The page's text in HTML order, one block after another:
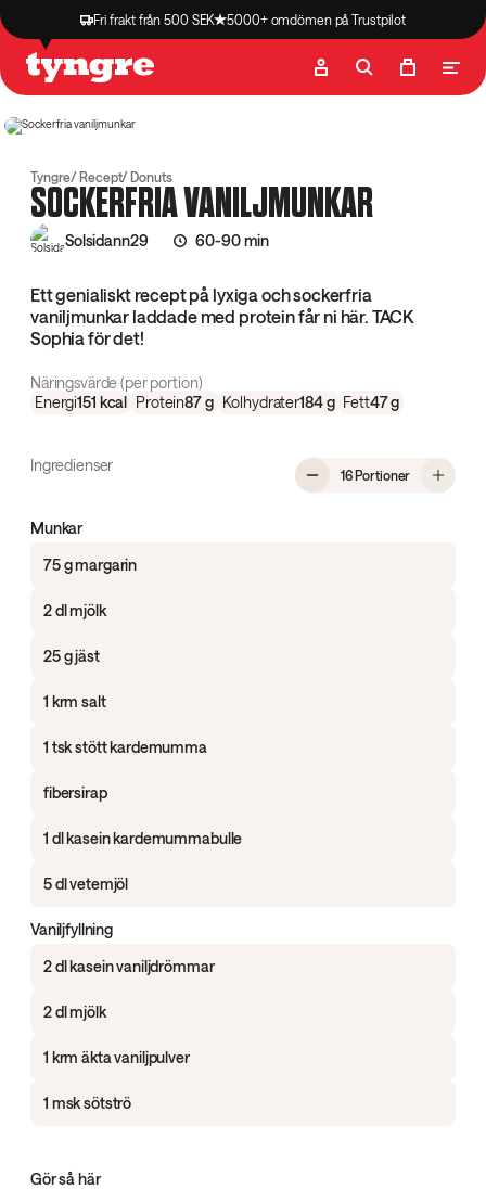
Fri frakt från 500 SEK 5000+ omdömen på Trustpilot
Butik Recept
Tyngre Recept Donuts
SOCKERFRIA VANILJMUNKAR
Solsidann29 60-90 min
Ett genialiskt recept på lyxiga och sockerfria
vaniljmunkar laddade med protein får ni här. TACK
Sophia för det!
Näringsvärde (per portion)
Energi151 kcal Protein87g Kolhydrater184g Fett47g
Ingredienser
16 Portioner, Sockerfria
Munkar
75 g margarin
2 dl mjölk
25 g jäst
1 krm salt
1 tsk stött kardemumma
fibersirap
1 dl kasein kardemummabulle
5 dl vetemjöl
Vaniljfyllning
2 dl kasein vaniljdrömmar
2 dl mjölk
1 krm äkta vaniljpulver
1 msk sötströ
Gör så här